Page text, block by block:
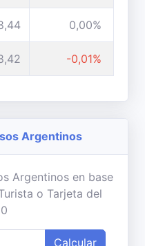
0,00%
-0,01%
Argentinos
Argentinos en base
o Tarjeta del
Calcular